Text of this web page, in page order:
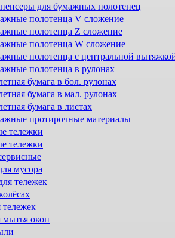
для бумажных полотенец
полотенца V сложение
полотенца Z сложение
полотенца W сложение
полотенца с центральной
полотенца в рулонах
бумага в бол. рулонах
бумага в мал. рулонах
бумага в листах
протирочные материалы
тележки
тележки
мусора
тележек
тележек
мытья окон